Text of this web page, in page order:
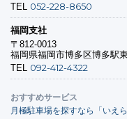
TEL 052-228-8650
福岡支社
〒812-0013
福岡県福岡市博多区博多駅
TEL 092-412-4322
おすすめサービス
月極駐車場を探すなら「いえら